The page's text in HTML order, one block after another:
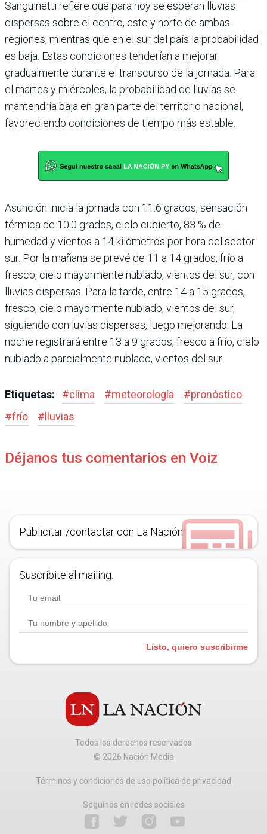
Sanguinetti refiere que para hoy se esperan lluvias
dispersas sobre el centro, este y norte de ambas
regiones, mientras que en el sur del país la probabilidad
es baja. Estas condiciones tenderían a mejorar
gradualmente durante el transcurso de la jornada. Para
el martes y miércoles, la probabilidad de lluvias se
mantendría baja en gran parte del territorio nacional,
favoreciendo condiciones de tiempo más estable.
Asunción inicia la jornada con 11.6 grados, sensación
térmica de 10.0 grados, cielo cubierto, 83 % de
humedad y vientos a 14 kilómetros por hora del sector
sur. Por la mañana se prevé de 11 a 14 grados, frío a
fresco, cielo mayormente nublado, vientos del sur, con
lluvias dispersas. Para la tarde, entre 14 a 15 grados,
fresco, cielo mayormente nublado, vientos del sur,
siguiendo con luvias dispersas, luego mejorando. La
noche registrará entre 13 a 9 grados, fresco a frío, cielo
nublado a parcialmente nublado, vientos del sur.
Etiquetas: #clima #meteorología #pronóstico
#frío #lluvias
Déjanos tus comentarios en Voiz
Publicitar /contactar con La Nación
Suscribite al mailing.
Listo, quiero suscribirme
Todos los derechos reservados
© 2026 Nación Media
Términos y condiciones de uso política de privacidad
Seguínos en redes sociales